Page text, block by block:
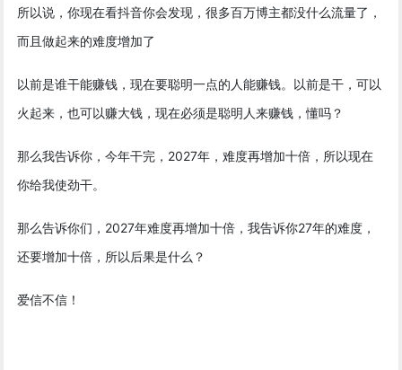
所以说，你现在看抖音你会发现，很多百万博主都没什么流量了，
而且做起来的难度增加了
以前是谁干能赚钱，现在要聪明一点的人能赚钱。以前是干，可以
火起来，也可以赚大钱，现在必须是聪明人来赚钱，懂吗？
那么我告诉你，今年干完，2027年，难度再增加十倍，所以现在
你给我使劲干。
那么告诉你们，2027年难度再增加十倍，我告诉你27年的难度，
还要增加十倍，所以后果是什么？
爱信不信！